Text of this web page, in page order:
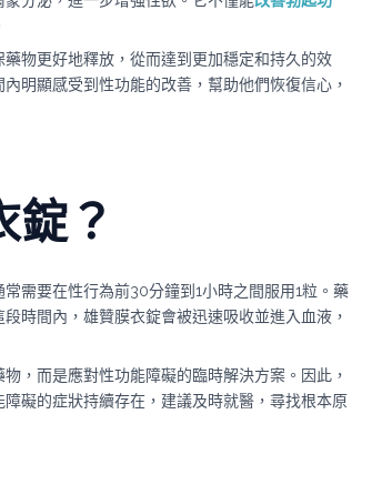
物更好地釋放，從而達到更加穩定和持久的效
明顯感受到性功能的改善，幫助他們恢復信心，
錠？
需要在性行為前30分鐘到1小時之間服用1粒。藥
時間內，雄贊膜衣錠會被迅速吸收並進入血液，
，而是應對性功能障礙的臨時解決方案。因此，
礙的症狀持續存在，建議及時就醫，尋找根本原